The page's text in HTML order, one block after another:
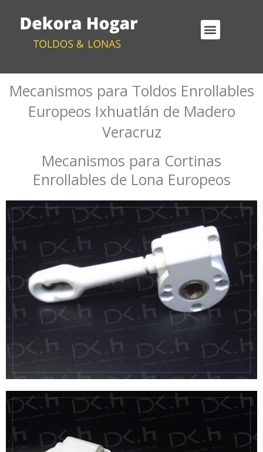
contenido
Menu
Mecanismos para Toldos Enrollables
Europeos Ixhuatlán de Madero
Veracruz
Mecanismos para Cortinas
Enrollables de Lona Europeos